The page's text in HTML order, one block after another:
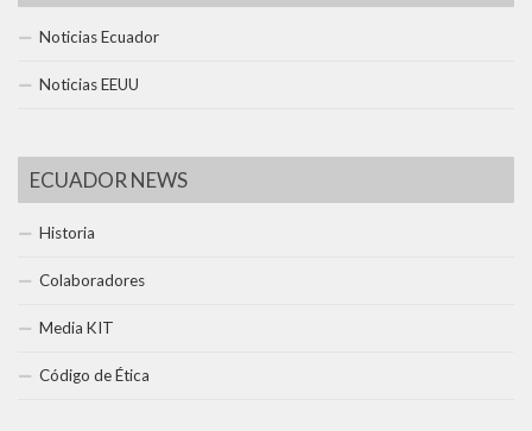
Noticias Ecuador
Noticias EEUU
ECUADOR NEWS
Historia
Colaboradores
Media KIT
Código de Ética